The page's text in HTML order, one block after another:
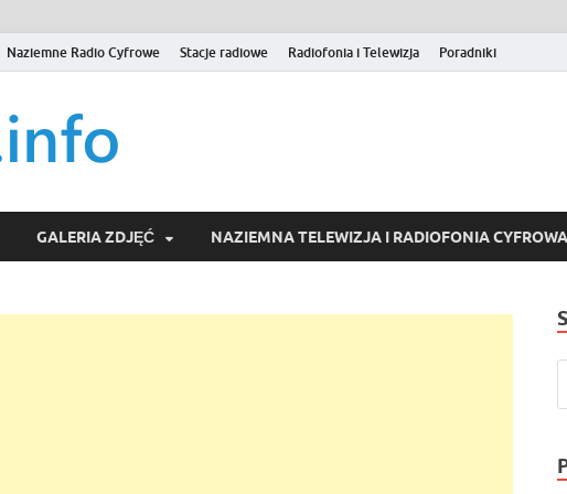
Naziemne Radio Cyfrowe Stacje radiowe Radiofonia i Telewizja Poradniki
Wideo online, VOD
GALERIA ZDJĘĆ NAZIEMNA TELEWIZJA I RADIOFONIA CYFROWA